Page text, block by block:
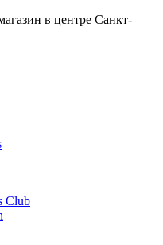
в центре Санкт-
Club